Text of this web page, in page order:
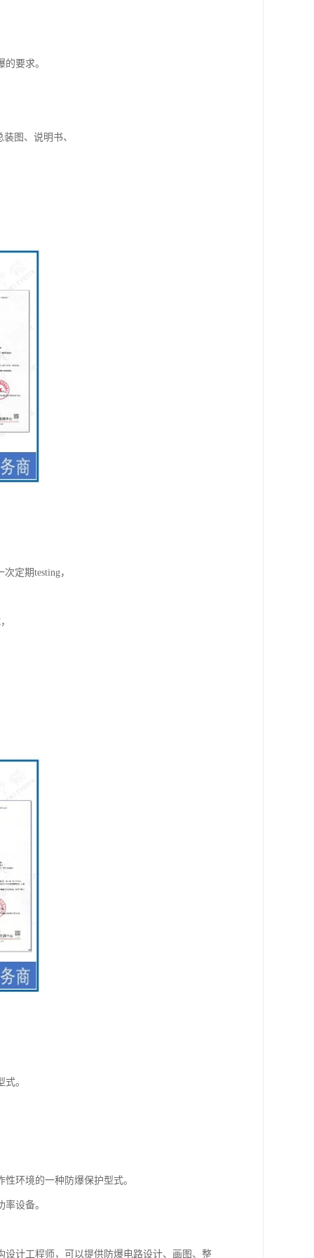
要求。
图、说明书、
定期testing，
。
环境的一种防爆保护型式。
设备。
计工程师，可以提供防爆电路设计、画图、整